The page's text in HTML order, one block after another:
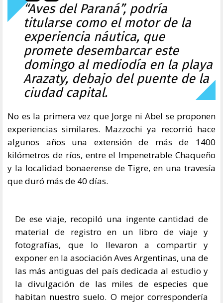
“Aves del Paraná”, podría
titularse como el motor de la
experiencia náutica, que
promete desembarcar este
domingo al mediodía en la playa
Arazaty, debajo del puente de la
ciudad capital.
No es la primera vez que Jorge ni Abel se proponen
experiencias similares. Mazzochi ya recorrió hace
algunos años una extensión de más de 1400
kilómetros de ríos, entre el Impenetrable Chaqueño
y la localidad bonaerense de Tigre, en una travesía
que duró más de 40 días.
De ese viaje, recopiló una ingente cantidad de
material de registro en un libro de viaje y
fotografías, que lo llevaron a compartir y
exponer en la asociación Aves Argentinas, una de
las más antiguas del país dedicada al estudio y
la divulgación de las miles de especies que
habitan nuestro suelo. O mejor correspondería